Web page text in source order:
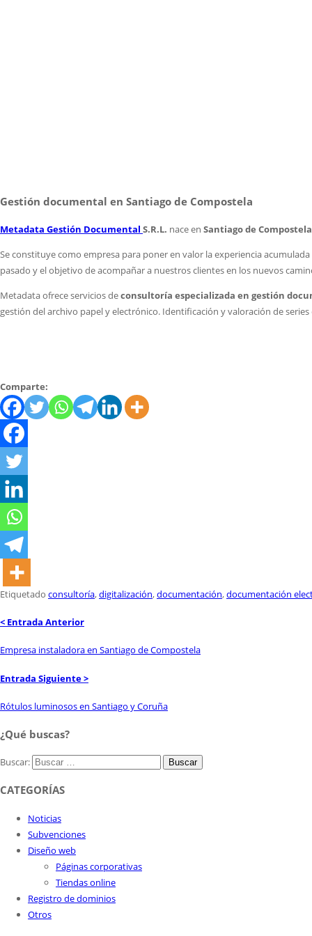
Gestión documental en Santiago de Compostela
Metadata Gestión Documental S.R.L. nace en Santiago de Compostela
Se constituye como empresa para poner en valor la experiencia
pasado y el objetivo de acompañar a nuestros clientes en los nuevos
Metadata ofrece servicios deconsultoría especializada en gestión
gestión del archivo papel y electrónico. Identificación y valoración de
Comparte:
Etiquetado consultoría,digitalización,documentación,documentación
< Entrada Anterior
Empresa instaladora en Santiago de Compostela
Entrada Siguiente >
Rótulos luminosos en Santiago y Coruña
¿Qué buscas?
Buscar:
CATEGORÍAS
Noticias
Subvenciones
Diseño web
Páginas corporativas
Tiendas online
Registro de dominios
Otros